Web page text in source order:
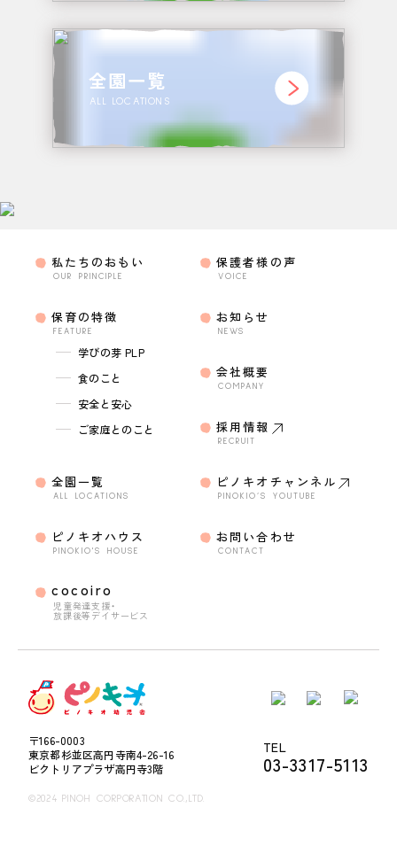
全園一覧
ALL LOCATIONS
〒166-0003
東京都杉並区高円寺南4-26-16
ビクトリアプラザ高円寺3階
TEL
03-3317-5113
©2024 PINOH CORPORATION CO.,LTD.
私たちのおもい
OUR PRINCIPLE
保育の特徴
FEATURE
学びの芽 PLP
食のこと
安全と安心
ご家庭とのこと
全園一覧
ALL LOCATIONS
ピノキオハウス
PINOKIO'S HOUSE
cocoiro
児童発達支援・
放課後等デイサービス
保護者様の声
VOICE
お知らせ
NEWS
会社概要
COMPANY
採用情報
RECRUIT
ピノキオチャンネル
PINOKIO’S YOUTUBE
お問い合わせ
CONTACT